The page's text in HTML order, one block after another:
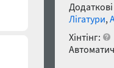
Лігатури,
Хінтінг: